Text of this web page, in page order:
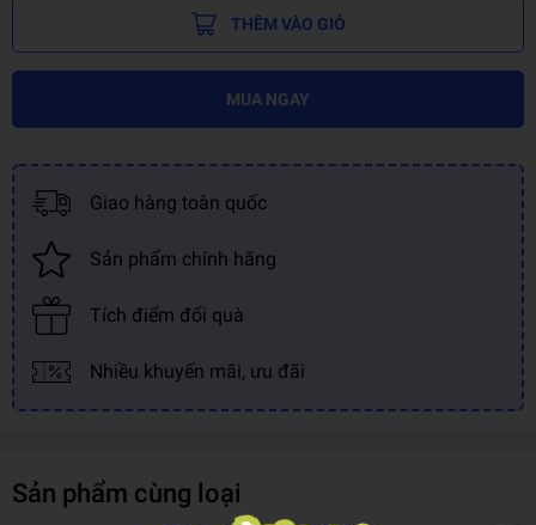
THÊM VÀO GIỎ
MUA NGAY
Giao hàng toàn quốc
Sản phẩm chính hãng
Tích điểm đổi quà
Nhiều khuyến mãi, ưu đãi
Sản phẩm cùng loại